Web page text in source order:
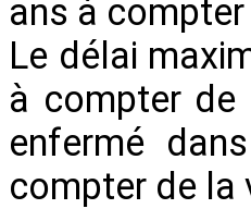
ans à
Le délai
à compter de
enfermé
compter de la